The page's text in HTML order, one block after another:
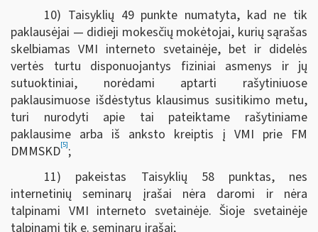
10) Taisyklių 49 punkte numatyta, kad ne tik
paklausėjai — didieji mokesčių mokėtojai, kurių sąrašas
skelbiamas VMI interneto svetainėje, bet ir didelės
vertės turtu disponuojantys fiziniai asmenys ir jų
sutuoktiniai, norėdami aptarti rašytiniuose
paklausimuose išdėstytus klausimus susitikimo metu,
turi nurodyti apie tai pateiktame rašytiniame
paklausime arba iš anksto kreiptis į VMI prie FM
DMMSKD[5];
11) pakeistas Taisyklių 58 punktas, nes
internetinių seminarų įrašai nėra daromi ir nėra
talpinami VMI interneto svetainėje. Šioje svetainėje
talpinami tik e. seminarų įrašai;